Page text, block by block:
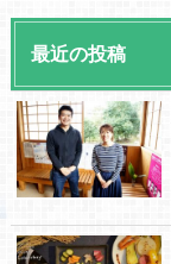
最近の投稿